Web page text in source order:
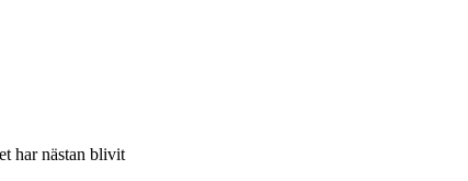
har nästan blivit